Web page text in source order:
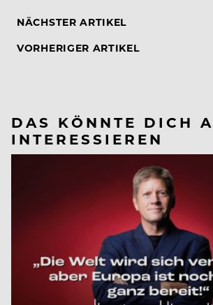
NÄCHSTER ARTIKEL
VORHERIGER ARTIKEL
DAS KÖNNTE DICH
INTERESSIEREN